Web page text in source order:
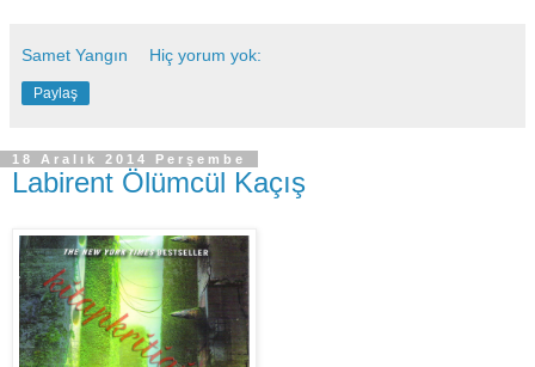
Samet Yangın Hiç yorum yok:
Paylaş
18 Aralık 2014 Perşembe
Labirent Ölümcül Kaçış